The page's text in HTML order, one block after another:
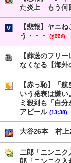
た炎上 もう何
【悲報】ヤニ
う・・・
(ｵﾇﾇﾒ)
【葬送のフリ
なくなる【海外
【赤っ恥】「
いう発表は嫌
ミ殺到も「自
アピール (13:38)
大谷26本 村上
二郎「ニンニク
郎「ニンニク